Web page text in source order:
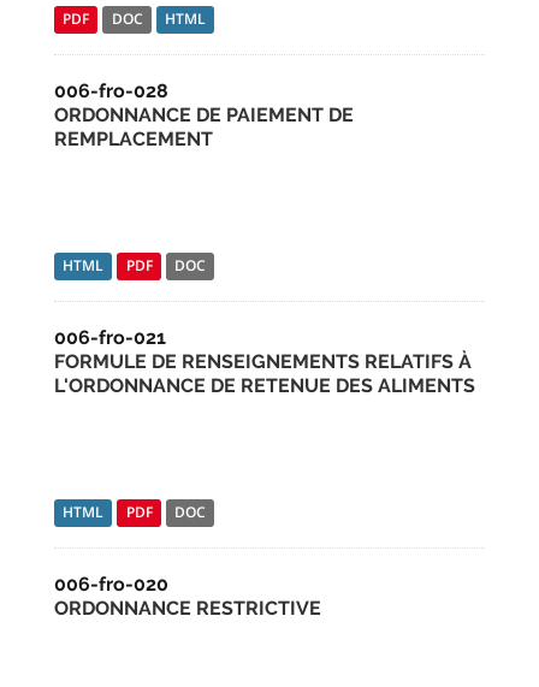
PDF DOC HTML
006-fro-028
ORDONNANCE DE PAIEMENT DE
REMPLACEMENT
HTML PDF DOC
006-fro-021
FORMULE DE RENSEIGNEMENTS RELATIFS À
L'ORDONNANCE DE RETENUE DES ALIMENTS
HTML PDF DOC
006-fro-020
ORDONNANCE RESTRICTIVE